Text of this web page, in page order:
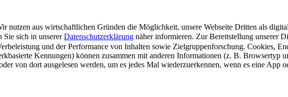
nutzen aus wirtschaftlichen Gründen die Möglichkeit, unsere Webseite Dritten als
Sie sich in unsererDatenschutzerklärung näher informieren. Zur Bereitstellung unserer
und der Performance von Inhalten sowie Zielgruppenforschung. Cookies,
Kennungen) können zusammen mit anderen Informationen (z. B. Browsertyp
von dort ausgelesen werden, um es jedes Mal wiederzuerkennen, wenn es eine App